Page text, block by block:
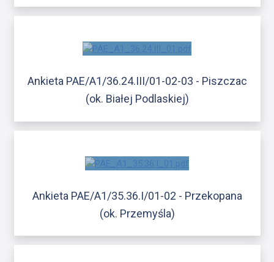
Ankieta PAE/A1/36.24.III/01-02-03 - Piszczac
(ok. Białej Podlaskiej)
Ankieta PAE/A1/35.36.I/01-02 - Przekopana
(ok. Przemyśla)